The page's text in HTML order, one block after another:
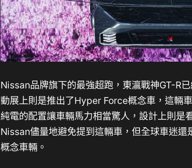
Nissan品牌旗下的最強超跑，東瀛戰神GT-R
動展上則是推出了Hyper Force概念車，這輛
純電的配置讓車輛馬力相當驚人，設計上則是
Nissan儘量地避免提到這輛車，但全球車迷還
概念車輛。